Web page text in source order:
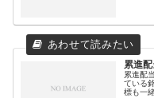
累進
累進配
ている
標も一